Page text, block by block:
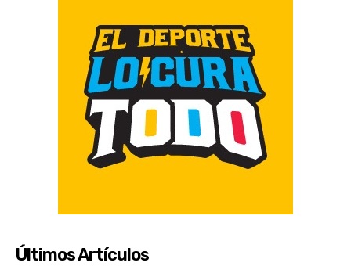
Últimos Artículos